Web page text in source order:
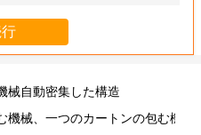
械自動密集した構造
械、一つのカートンの包む機械